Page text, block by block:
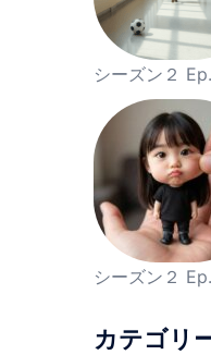
シーズン２
シーズン２
カテゴリ